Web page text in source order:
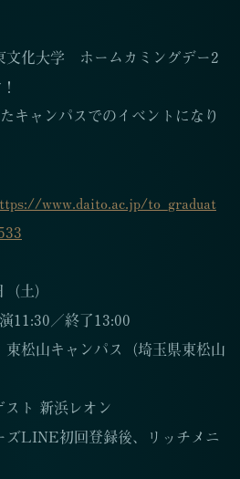
文化大学 ホームカミングデー2
キャンパスでのイベントになり
www.daito.ac.jp/to_graduat
土）
11:30／終了13:00
松山キャンパス（埼玉県東松山
ト 新浜レオン
LINE初回登録後、リッチメニ